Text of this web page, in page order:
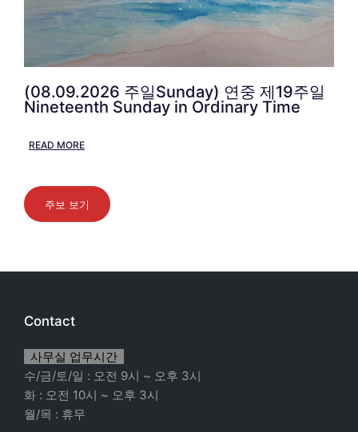
(08.09.2026 주일Sunday) 연중 제19주일
Nineteenth Sunday in Ordinary Time
READ MORE
주보 보기
Contact
사무실 업무시간
수/금/토/일 : 오전 9시 ~ 오후 3시
화 : 오전 10시 ~ 오후 3시
월/목 : 휴무